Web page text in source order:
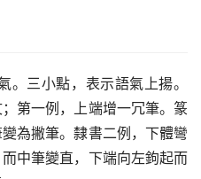
。三小點，表示語氣上揚。
第一例，上端增一冗筆。篆
為撇筆。隸書二例，下體彎
中筆變直，下端向左鉤起而